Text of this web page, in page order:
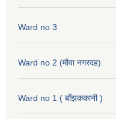
Ward no 3
Ward no 2 (मौवा नगरदह)
Ward no 1 ( बाँझककानी )